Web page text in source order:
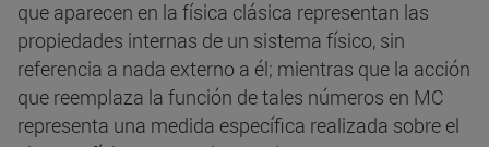
que aparecen en la física clásica representan las
propiedades internas de un sistema físico, sin
referencia a nada externo a él; mientras que la acción
que reemplaza la función de tales números en MC
representa una medida específica realizada sobre el